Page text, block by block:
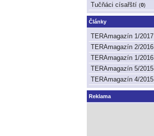
Tučňáci císařští (0)
Články
TERAmagazín 1/2017
TERAmagazín 2/2016
TERAmagazín 1/2016
TERAmagazín 5/2015
TERAmagazín 4/2015
Reklama